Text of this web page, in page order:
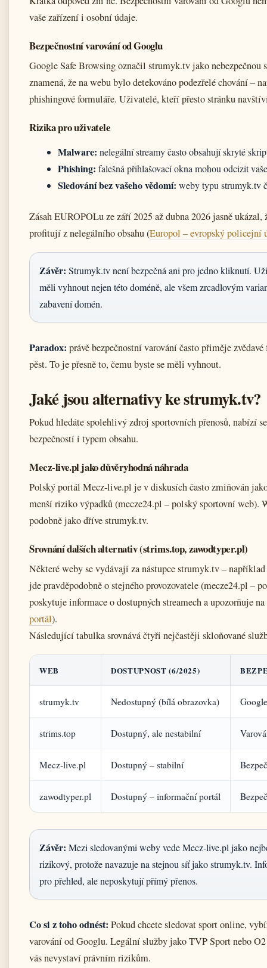
vaše zařízení i osobní údaje.
Bezpečnostní varování od Googlu
Google Safe Browsing označil strumyk.tv jako
znamená, že na webu bylo detekováno podezřelé chování –
phishingové formuláře. Uživatelé, kteří přesto stránku
Rizika pro uživatele
Malware: nelegální streamy často obsahují skryté
Phishing: falešná přihlašovací okna mohou odcizit
Sledování bez vašeho vědomí: weby typu strumyk.tv
Zásah EUROPOLu ze září 2025 až dubna 2026 jasně
profitují z nelegálního obsahu (Europol – evropský policejní
Závěr: Strumyk.tv není bezpečná ani pro jedno kliknutí.
měli vyhnout nejen této doméně, ale všem zrcadlovým
zabavení domén.
Paradox: právě bezpečnostní varování často přiměje
pěst. To je přesně to, čemu byste se měli vyhnout.
Jaké jsou alternativy ke strumyk.tv?
Pokud hledáte spolehlivý zdroj sportovních přenosů, nabízí
bezpečností i typem obsahu.
Mecz‑live.pl jako důvěryhodná náhrada
Polský portál Mecz‑live.pl je v diskusích často zmiňován
menší riziko výpadků (mecze24.pl – polský sportovní web).
podobně jako dříve strumyk.tv.
Srovnání dalších alternativ (strims.top, zawodtyper.pl)
Některé weby se vydávají za nástupce strumyk.tv –
jde pravděpodobně o stejného provozovatele (mecze24.pl –
poskytuje informace o dostupných streamech a upozorňuje
portál).
Následující tabulka srovnává čtyři nejčastěji skloňované
WEB DOSTUPNOST (6/2025)
strumyk.tv Nedostupný (bílá obrazovka)
strims.top Dostupný, ale nestabilní
Mecz‑live.pl Dostupný – stabilní
zawodtyper.pl Dostupný – informační portál
Závěr: Mezi sledovanými weby vede Mecz‑live.pl jako
rizikový, protože navazuje na stejnou síť jako strumyk.tv.
pro přehled, ale neposkytují přímý přenos.
Co si z toho odnést: Pokud chcete sledovat sport online,
varování od Googlu. Legální služby jako TVP Sport nebo
vás nevystaví právním rizikům.